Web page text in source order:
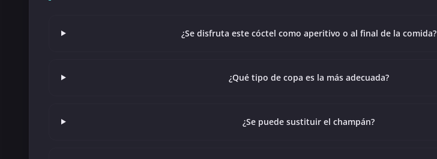
¿Se disfruta este cóctel como aperitivo o al final de la comida?
¿Qué tipo de copa es la más adecuada?
¿Se puede sustituir el champán?